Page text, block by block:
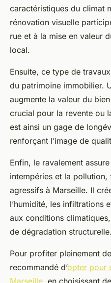
caractéristiques du climat
rénovation visuelle
rue et à la mise en valeur
local.
Ensuite, ce type de
du patrimoine immobilier.
augmente la valeur du
crucial pour la revente ou
est ainsi un gage de
renforçant l’image de
Enfin, le ravalement
intempéries et la
agressifs à Marseille. Il
l’humidité, les infiltrations
aux conditions
de dégradation structurelle.
Pour profiter pleinement
recommandé d’opter pour
Marseille, en choisissant